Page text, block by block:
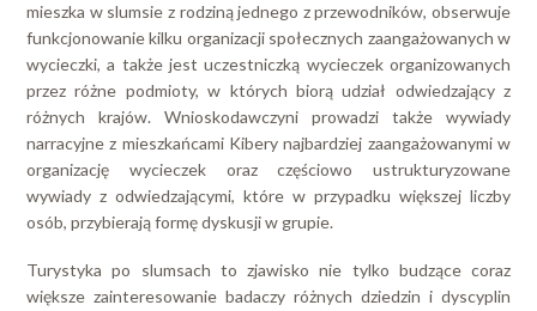
mieszka w slumsie z rodziną jednego z przewodników, obserwuje
funkcjonowanie kilku organizacji społecznych zaangażowanych w
wycieczki, a także jest uczestniczką wycieczek organizowanych
przez różne podmioty, w których biorą udział odwiedzający z
różnych krajów. Wnioskodawczyni prowadzi także wywiady
narracyjne z mieszkańcami Kibery najbardziej zaangażowanymi w
organizację wycieczek oraz częściowo ustrukturyzowane
wywiady z odwiedzającymi, które w przypadku większej liczby
osób, przybierają formę dyskusji w grupie.
Turystyka po slumsach to zjawisko nie tylko budzące coraz
większe zainteresowanie badaczy różnych dziedzin i dyscyplin